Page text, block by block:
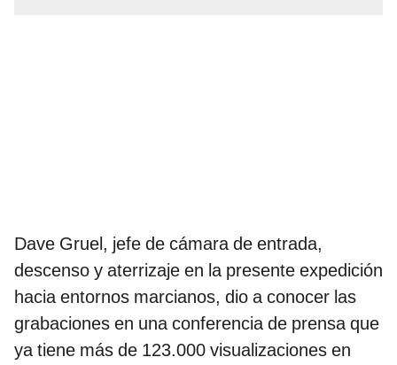
Dave Gruel, jefe de cámara de entrada,
descenso y aterrizaje en la presente expedición
hacia entornos marcianos, dio a conocer las
grabaciones en una conferencia de prensa que
ya tiene más de 123.000 visualizaciones en